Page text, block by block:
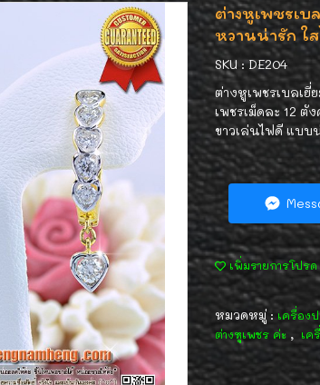
ต่างหูเพชรเ
หวานน่ารัก ใ
SKU : DE204
ต่างหูเพชรเบลเยี่
เพชรเม็ดละ 12 ตั
ขาวเล่นไฟดี แบบ
เพิ่มรายการโปรด
หมวดหมู่ : เครื่อง
ต่างหูเพชร ค่ะ , เค